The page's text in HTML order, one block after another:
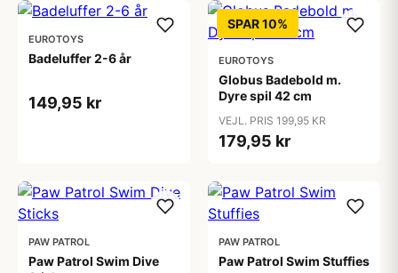
EUROTOYS
Badeluffer 2-6 år
149,95 kr
SPAR 10%
EUROTOYS
Globus Badebold m.
Dyre spil 42 cm
VEJL. PRIS 199,95 KR
179,95 kr
PAW PATROL
Paw Patrol Swim Dive
PAW PATROL
Paw Patrol Swim Stuffies